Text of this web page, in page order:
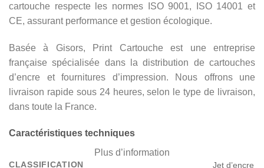
cartouche respecte les normes ISO 9001, ISO 14001 et
CE, assurant performance et gestion écologique.
Basée à Gisors, Print Cartouche est une entreprise
française spécialisée dans la distribution de cartouches
d’encre et fournitures d’impression. Nous offrons une
livraison rapide sous 24 heures, selon le type de livraison,
dans toute la France.
Caractéristiques techniques
Plus d’information
CLASSIFICATION Jet d’encre